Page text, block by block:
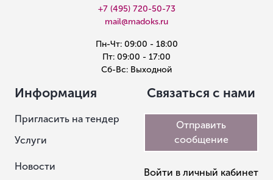
+7 (495) 720-50-73
mail@madoks.ru
Пн-Чт: 09:00 - 18:00
Пт: 09:00 - 17:00
Сб-Вс: Выходной
Информация
Пригласить на тендер
Услуги
Новости
Связаться с нами
Отправить
сообщение
Войти в личный кабинет